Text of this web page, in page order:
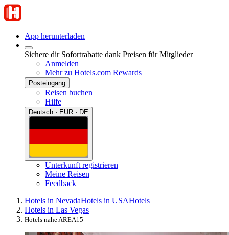
App herunterladen
Sichere dir Sofortrabatte dank Preisen für Mitglieder
Anmelden
Mehr zu Hotels.com Rewards
Posteingang
Reisen buchen
Hilfe
Deutsch · EUR · DE
Unterkunft registrieren
Meine Reisen
Feedback
Hotels in NevadaHotels in USAHotels
Hotels in Las Vegas
Hotels nahe AREA15